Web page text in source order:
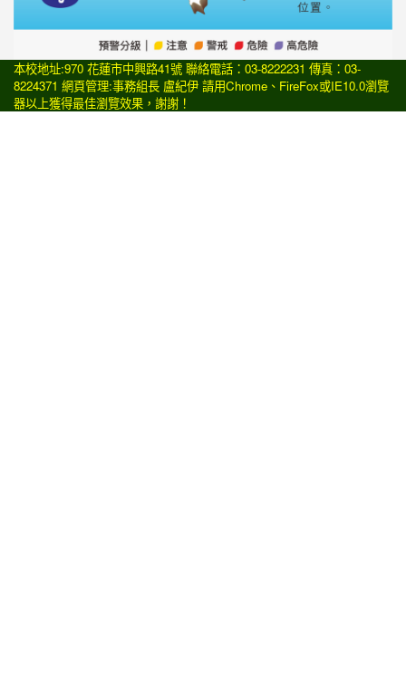
本校地址:970 花蓮市中興路41號 聯絡電話：03-8222231 傳真：03-
8224371 網頁管理:事務組長 盧紀伊 請用Chrome 、 FireFox或IE10.0瀏覽
器以上獲得最佳瀏覽效果，謝謝！